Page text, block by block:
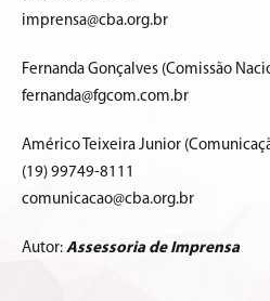
imprensa@cba.org.br
Fernanda Gonçalves (Comissão
fernanda@fgcom.com.br
Américo Teixeira Junior
(19) 99749-8111
comunicacao@cba.org.br
Autor: Assessoria de Imprensa